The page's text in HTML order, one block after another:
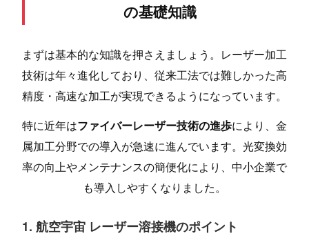
の基礎知識
まずは基本的な知識を押さえましょう。レーザー加工
技術は年々進化しており、従来工法では難しかった高
精度・高速な加工が実現できるようになっています。
特に近年はファイバーレーザー技術の進歩により、金
属加工分野での導入が急速に進んでいます。光変換効
率の向上やメンテナンスの簡便化により、中小企業で
も導入しやすくなりました。
1. 航空宇宙 レーザー溶接機のポイント